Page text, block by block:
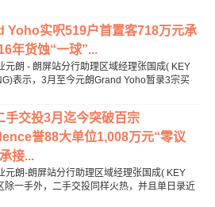
Yoho实呎519户首置客718万元承
年货蚀“一球”...
元朗 - 朗屏站分行助理区域经理张国成( KEY
表示，3月至今元朗Grand Yoho暂录3宗买
手交投3月迄今突破百宗
誉88大单位1,008万元“零议
接...
元朗-朗屏站分行助理区域经理张国成( KEY
一手外，二手交投同样火热，并且单日录近